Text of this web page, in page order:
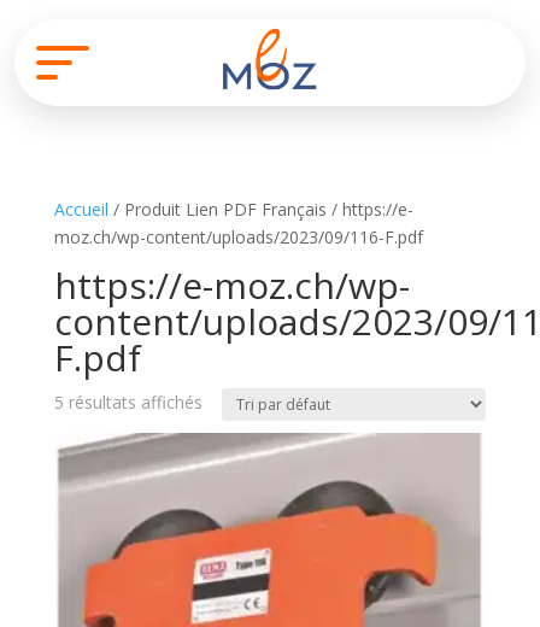
Accueil / Produit Lien PDF Français / https://e-
moz.ch/wp-content/uploads/2023/09/116-F.pdf
https://e-moz.ch/wp-
content/uploads/2023/09/
F.pdf
5 résultats affichés